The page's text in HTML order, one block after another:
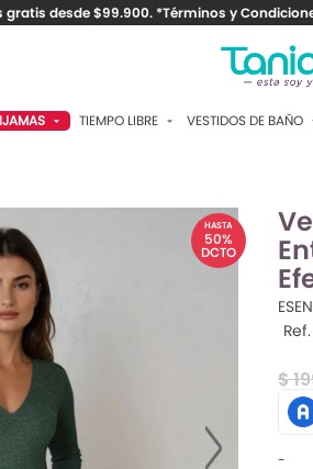
gratis desde $99.900. *Términos y
CAPRI
SHORT
CAMISAS
BATOLA
KIMONOS
PANTUFLAS
COMBINAR
TIEMPO LIBRE
PANTALONES Y SHORTS
CHAQUETAS Y BUZOS
VESTIDOS DE BAÑO
ENTEROS
ANTIBACTERIALES
JABONES
HASTA
50%
DCTO
Ref.
$
-